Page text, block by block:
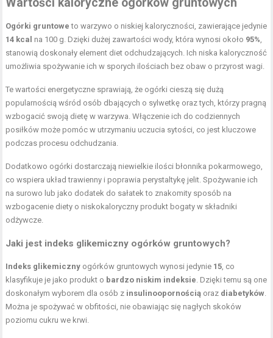
Ogórki gruntowe to warzywo o niskiej kaloryczności, zawierające jedynie
14 kcal na 100 g. Dzięki dużej zawartości wody, która wynosi około 95%,
stanowią doskonały element diet odchudzających. Ich niska kaloryczność
umożliwia spożywanie ich w sporych ilościach bez obaw o przyrost wagi.
Te wartości energetyczne sprawiają, że ogórki cieszą się dużą
popularnością wśród osób dbających o sylwetkę oraz tych, którzy pragną
wzbogacić swoją dietę w warzywa. Włączenie ich do codziennych
posiłków może pomóc w utrzymaniu uczucia sytości, co jest kluczowe
podczas procesu odchudzania.
Dodatkowo ogórki dostarczają niewielkie ilości błonnika pokarmowego,
co wspiera układ trawienny i poprawia perystaltykę jelit. Spożywanie ich
na surowo lub jako dodatek do sałatek to znakomity sposób na
wzbogacenie diety o niskokaloryczny produkt bogaty w składniki
odżywcze.
Jaki jest indeks glikemiczny ogórków gruntowych?
Indeks glikemiczny ogórków gruntowych wynosi jedynie 15, co
klasyfikuje je jako produkt o bardzo niskim indeksie. Dzięki temu są one
doskonałym wyborem dla osób z insulinoopornością oraz diabetyków.
Można je spożywać w obfitości, nie obawiając się nagłych skoków
poziomu cukru we krwi.